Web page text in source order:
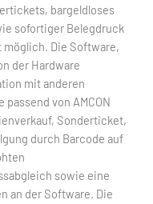
bargeldloses
sofortiger Belegdruck
Die Software,
der Hardware
mit anderen
von AMCON
Sonderticket,
durch Barcode auf
sowie eine
an der Software. Die